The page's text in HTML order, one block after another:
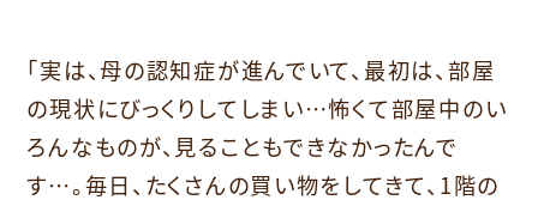
「実は、母の認知症が進んでいて、最初は、部屋
の現状にびっくりしてしまい…怖くて部屋中のい
ろんなものが、見ることもできなかったんで
す…。毎日、たくさんの買い物をしてきて、1階の